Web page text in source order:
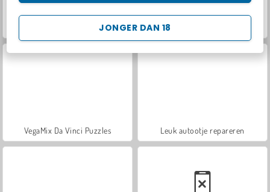
JONGER DAN 18
Hidden Object: Street of Secrets World War 2 Shooter
VegaMix Da Vinci Puzzles Leuk autootje repareren